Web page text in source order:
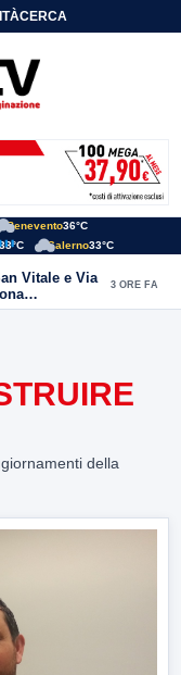
CERCA
Benevento36°C
33°C Salerno33°C
Vitale e Via
3 ORE FA
della